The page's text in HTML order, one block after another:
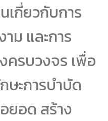
เกี่ยวกับการ
ม และการ
ครบวงจร เพื่อ
ษะการบำบัด
ยอด สร้าง